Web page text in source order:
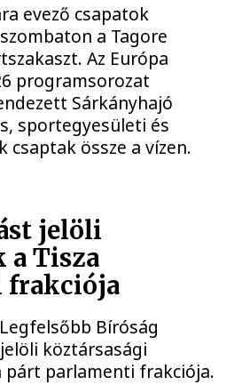
evező csapatok
a Tagore
Az Európa
programsorozat
Sárkányhajó
sportegyesületi és
csaptak össze a vízen.
jelöli
a Tisza
frakciója
Bíróság
köztársasági
párt parlamenti frakciója.